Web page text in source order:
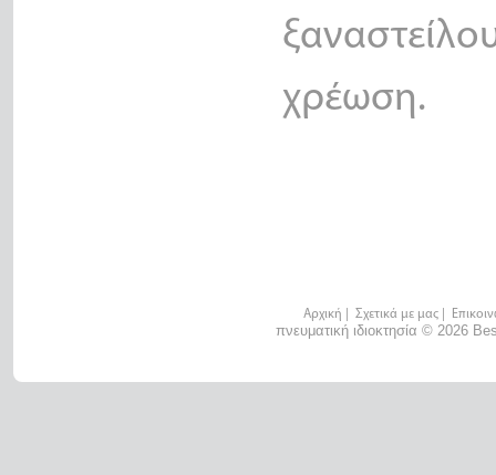
χρέωση.
Αρχική Σχετικά με μας|
πνευματική ιδιοκτησία © 2026